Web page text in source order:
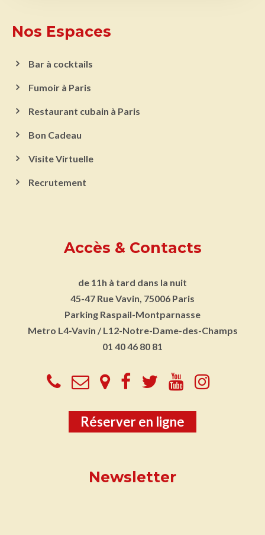
Nos Espaces
Bar à cocktails
Fumoir à Paris
Restaurant cubain à Paris
Bon Cadeau
Visite Virtuelle
Recrutement
Accès & Contacts
de 11h à tard dans la nuit
45-47 Rue Vavin, 75006 Paris
Parking Raspail-Montparnasse
Metro L4-Vavin / L12-Notre-Dame-des-Champs
01 40 46 80 81
Réserver en ligne
Newsletter